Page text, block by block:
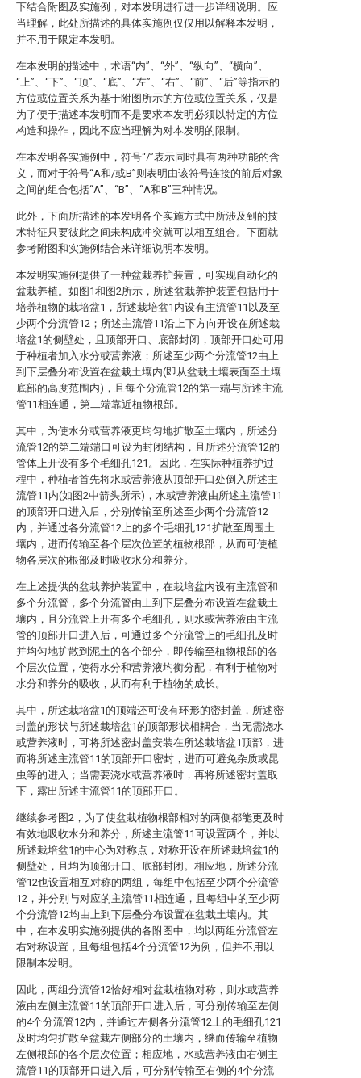
下结合附图及实施例，对本发明进行进一步详细说明。应
当理解，此处所描述的具体实施例仅仅用以解释本发明，
并不用于限定本发明。
在本发明的描述中，术语“内”、“外”、“纵向”、“横向”、
“上”、“下”、“顶”、“底”、“左”、“右”、“前”、“后”等指示的
方位或位置关系为基于附图所示的方位或位置关系，仅是
为了便于描述本发明而不是要求本发明必须以特定的方位
构造和操作，因此不应当理解为对本发明的限制。
在本发明各实施例中，符号“/”表示同时具有两种功能的含
义，而对于符号“A和/或B”则表明由该符号连接的前后对象
之间的组合包括“A”、“B”、“A和B”三种情况。
此外，下面所描述的本发明各个实施方式中所涉及到的技
术特征只要彼此之间未构成冲突就可以相互组合。下面就
参考附图和实施例结合来详细说明本发明。
本发明实施例提供了一种盆栽养护装置，可实现自动化的
盆栽养植。如图1和图2所示，所述盆栽养护装置包括用于
培养植物的栽培盆1，所述栽培盆1内设有主流管11以及至
少两个分流管12；所述主流管11沿上下方向开设在所述栽
培盆1的侧壁处，且顶部开口、底部封闭，顶部开口处可用
于种植者加入水分或营养液；所述至少两个分流管12由上
到下层叠分布设置在盆栽土壤内(即从盆栽土壤表面至土壤
底部的高度范围内)，且每个分流管12的第一端与所述主流
管11相连通，第二端靠近植物根部。
其中，为使水分或营养液更均匀地扩散至土壤内，所述分
流管12的第二端端口可设为封闭结构，且所述分流管12的
管体上开设有多个毛细孔121。因此，在实际种植养护过
程中，种植者首先将水或营养液从顶部开口处倒入所述主
流管11内(如图2中箭头所示)，水或营养液由所述主流管11
的顶部开口进入后，分别传输至所述至少两个分流管12
内，并通过各分流管12上的多个毛细孔121扩散至周围土
壤内，进而传输至各个层次位置的植物根部，从而可使植
物各层次的根部及时吸收水分和养分。
在上述提供的盆栽养护装置中，在栽培盆内设有主流管和
多个分流管，多个分流管由上到下层叠分布设置在盆栽土
壤内，且分流管上开有多个毛细孔，则水或营养液由主流
管的顶部开口进入后，可通过多个分流管上的毛细孔及时
并均匀地扩散到泥土的各个部分，即传输至植物根部的各
个层次位置，使得水分和营养液均衡分配，有利于植物对
水分和养分的吸收，从而有利于植物的成长。
其中，所述栽培盆1的顶端还可设有环形的密封盖，所述密
封盖的形状与所述栽培盆1的顶部形状相耦合，当无需浇水
或营养液时，可将所述密封盖安装在所述栽培盆1顶部，进
而将所述主流管11的顶部开口密封，进而可避免杂质或昆
虫等的进入；当需要浇水或营养液时，再将所述密封盖取
下，露出所述主流管11的顶部开口。
继续参考图2，为了使盆栽植物根部相对的两侧都能更及时
有效地吸收水分和养分，所述主流管11可设置两个，并以
所述栽培盆1的中心为对称点，对称开设在所述栽培盆1的
侧壁处，且均为顶部开口、底部封闭。相应地，所述分流
管12也设置相互对称的两组，每组中包括至少两个分流管
12，并分别与对应的主流管11相连通，且每组中的至少两
个分流管12均由上到下层叠分布设置在盆栽土壤内。其
中，在本发明实施例提供的各附图中，均以两组分流管左
右对称设置，且每组包括4个分流管12为例，但并不用以
限制本发明。
因此，两组分流管12恰好相对盆栽植物对称，则水或营养
液由左侧主流管11的顶部开口进入后，可分别传输至左侧
的4个分流管12内，并通过左侧各分流管12上的毛细孔121
及时均匀扩散至盆栽左侧部分的土壤内，继而传输至植物
左侧根部的各个层次位置；相应地，水或营养液由右侧主
流管11的顶部开口进入后，可分别传输至右侧的4个分流